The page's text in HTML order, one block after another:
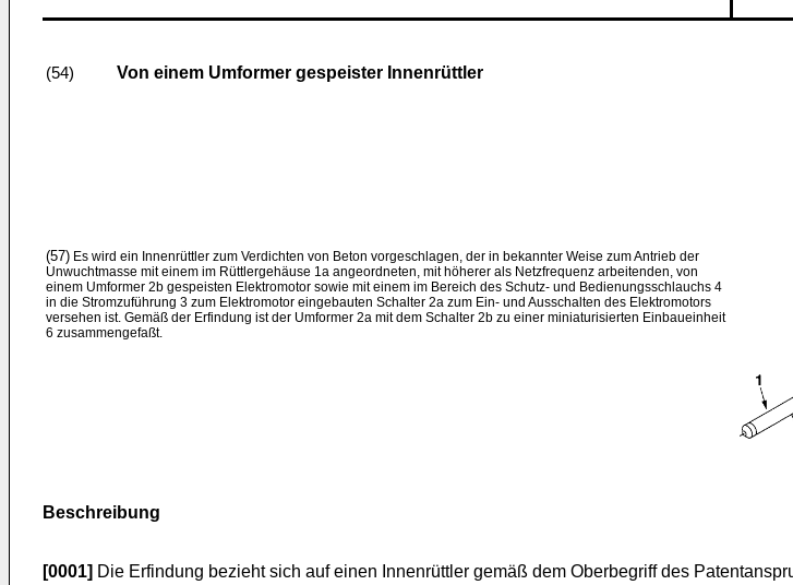
(54) Von einem Umformer gespeister Innenrüttler
(57) Es wird ein Innenrüttler zum Verdichten von Beton vorgeschlagen, der in bekannter Weise zum Antrieb der
Unwuchtmasse mit einem im Rüttlergehäuse 1a angeordneten, mit höherer als Netzfrequenz arbeitenden, von
einem Umformer 2b gespeisten Elektromotor sowie mit einem im Bereich des Schutz- und Bedienungsschlauchs 4
in die Stromzuführung 3 zum Elektromotor eingebauten Schalter 2a zum Ein- und Ausschalten des Elektromotors
versehen ist. Gemäß der Erfindung ist der Umformer 2a mit dem Schalter 2b zu einer miniaturisierten Einbaueinheit
6 zusammengefaßt.
Beschreibung
[0001] Die Erfindung bezieht sich auf einen Innenrüttler gemäß dem Oberbegriff des